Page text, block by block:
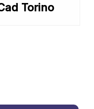
Torino